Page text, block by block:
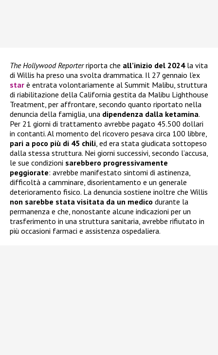
The Hollywood Reporterriporta che all’inizio del 2024la vita
di Willis ha preso una svolta drammatica. Il 27 gennaio l’ex
star è entrata volontariamente al Summit Malibu, struttura
di riabilitazione della California gestita da Malibu Lighthouse
Treatment, per affrontare, secondo quanto riportato nella
denuncia della famiglia, una dipendenza dalla ketamina.
Per 21 giorni di trattamento avrebbe pagato 45.500 dollari
in contanti. Al momento del ricovero pesava circa 100 libbre,
pari a poco più di 45 chili, ed era stata giudicata sottopeso
dalla stessa struttura. Nei giorni successivi, secondo l’accusa,
le sue condizioni sarebbero progressivamente
peggiorate: avrebbe manifestato sintomi di astinenza,
difficoltà a camminare, disorientamento e un generale
deterioramento fisico. La denuncia sostiene inoltre che Willis
non sarebbe stata visitata da un medico durante la
permanenza e che, nonostante alcune indicazioni per un
trasferimento in una struttura sanitaria, avrebbe rifiutato in
più occasioni farmaci e assistenza ospedaliera.